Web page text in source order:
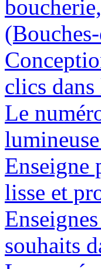
clics
Le
Enseigne
lisse et
souhaits